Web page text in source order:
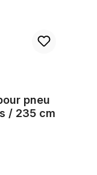
pneu
/ 235 cm